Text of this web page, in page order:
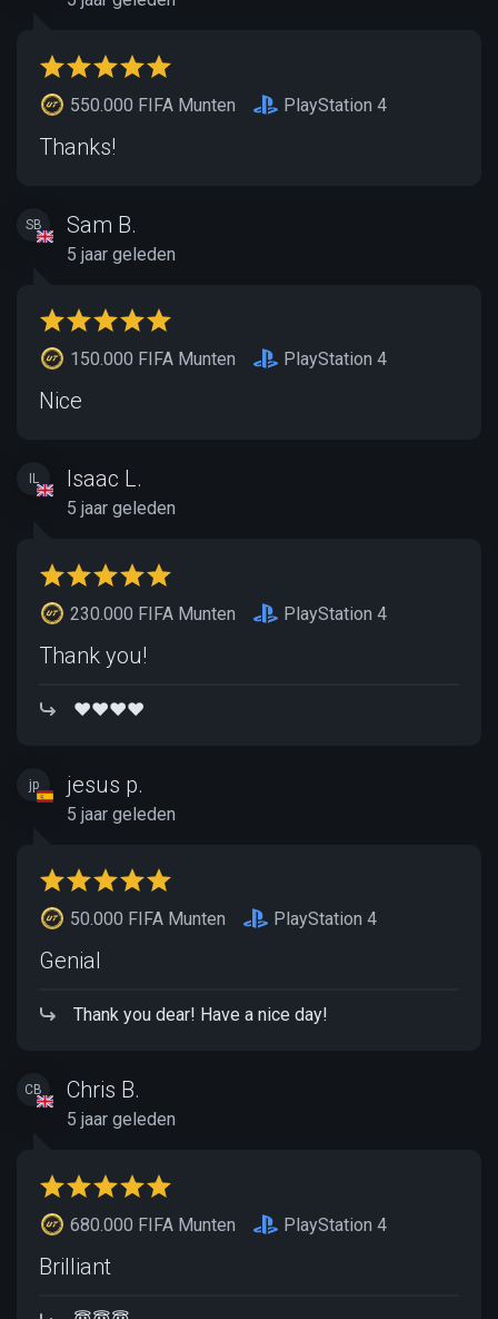
550.000 FIFA Munten PlayStation 4
Thanks!
SB Sam B.
5 jaar geleden
150.000 FIFA Munten PlayStation 4
Nice
IL Isaac L.
5 jaar geleden
230.000 FIFA Munten PlayStation 4
Thank you!
❤️❤️❤️❤️
jp jesus p.
5 jaar geleden
50.000 FIFA Munten PlayStation 4
Genial
Thank you dear! Have a nice day!
CB Chris B.
5 jaar geleden
680.000 FIFA Munten PlayStation 4
Brilliant